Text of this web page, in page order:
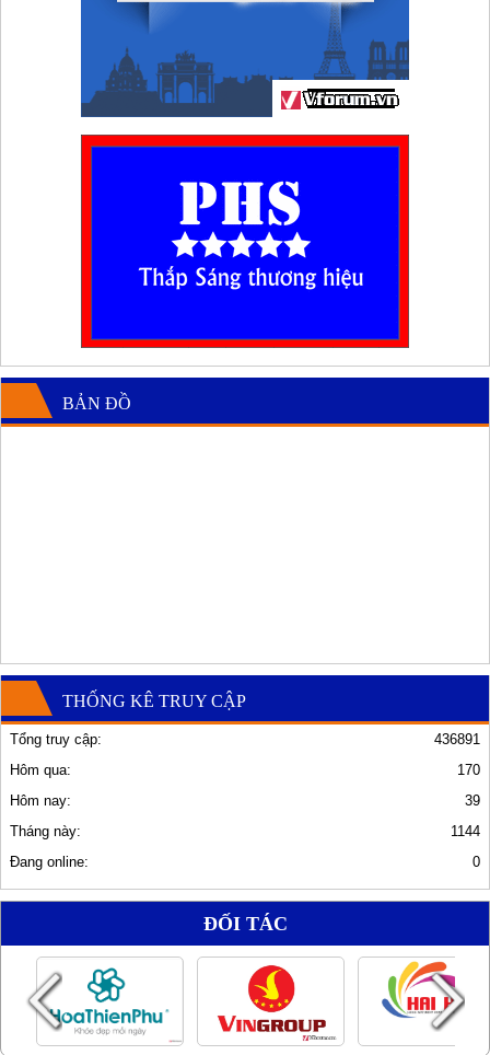
BẢN ĐỒ
THỐNG KÊ TRUY CẬP
436891
Tổng truy cập:
170
Hôm qua:
39
Hôm nay:
1144
Tháng này:
0
Đang online:
ĐỐI TÁC